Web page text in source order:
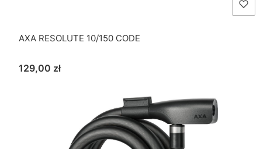
AXA RESOLUTE 10/150 CODE
Cena
129,00 zł